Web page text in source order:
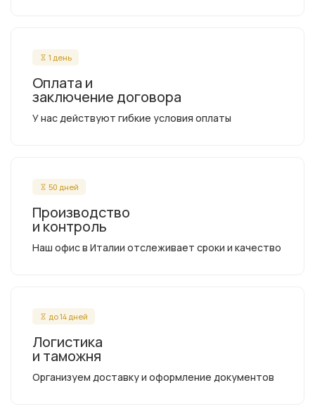
1 день
Оплата и
заключение договора
У нас действуют гибкие условия оплаты
50 дней
Производство
и контроль
Наш офис в Италии отслеживает сроки и качество
до 14 дней
Логистика
и таможня
Организуем доставку и оформление документов